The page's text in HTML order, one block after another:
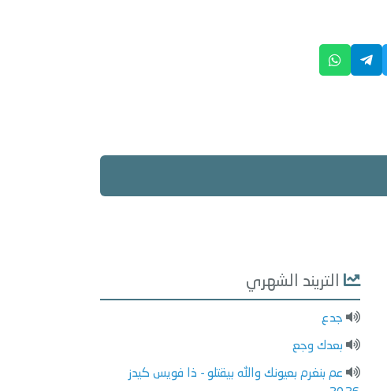
التريند الشهري
جدع
بعدك وجع
عم بنغرم بعيونك والله بيقتلو - ذا فويس كيدز